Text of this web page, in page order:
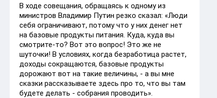
В ходе совещания, обращаясь к одному из
министров Владимир Путин резко сказал: «Люди
себя ограничивают, потому что у них денег нет
на базовые продукты питания. Куда, куда вы
смотрите-то? Вот это вопрос! Это же не
шуточки! В условиях, когда безработица растет,
доходы сокращаются, базовые продукты
дорожают вот на такие величины, - а вы мне
сказки рассказываете здесь про то, что вы там
будете делать - собрания проводить».